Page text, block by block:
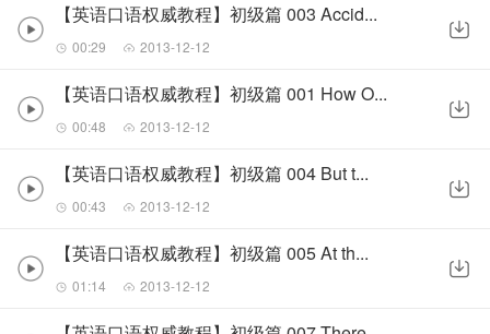
【英语口语权威教程】初级篇 003 Accid...
00:29 2013-12-12
【英语口语权威教程】初级篇 001 How O...
00:48 2013-12-12
【英语口语权威教程】初级篇 004 But t...
00:43 2013-12-12
【英语口语权威教程】初级篇 005 At th...
01:14 2013-12-12